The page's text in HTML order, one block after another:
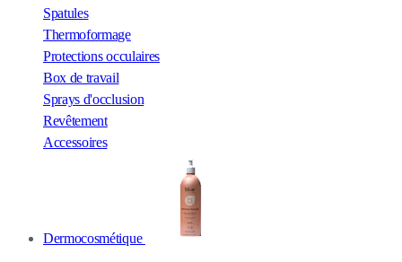
Spatules
Thermoformage
Protections occulaires
Box de travail
Sprays d'occlusion
Revêtement
Accessoires
Dermocosmétique